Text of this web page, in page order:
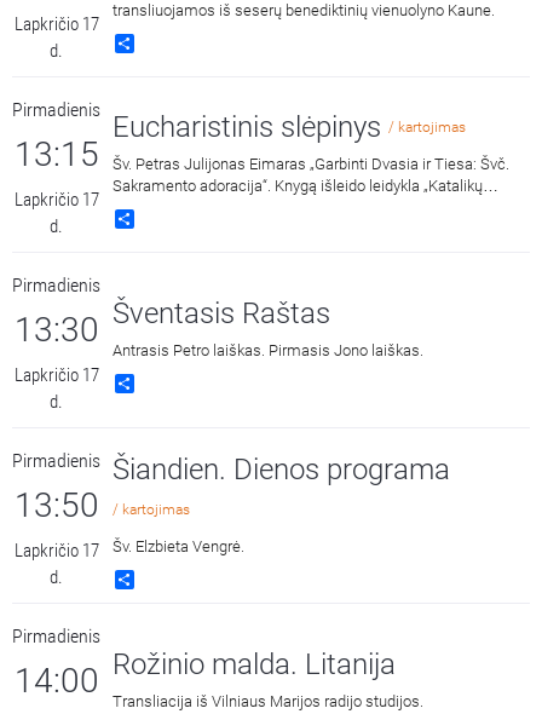
Lapkričio 17
d.
transliuojamos iš seserų benediktinių vienuolyno Kaune.
Pirmadienis
13:15
Lapkričio 17
d.
Eucharistinis slėpinys / kartojimas
Šv. Petras Julijonas Eimaras „Garbinti Dvasia ir Tiesa: Švč.
Sakramento adoracija“. Knygą išleido leidykla „Katalikų
pasaulio leidiniai“ 2018 metais. Skaito Vilius Kaminskas.
Pirmadienis
13:30
Lapkričio 17
d.
Šventasis Raštas
Antrasis Petro laiškas. Pirmasis Jono laiškas.
Pirmadienis
13:50
Lapkričio 17
d.
Šiandien. Dienos programa
/ kartojimas
Šv. Elzbieta Vengrė.
Pirmadienis
14:00 Rožinio malda. Litanija
Transliacija iš Vilniaus Marijos radijo studijos.